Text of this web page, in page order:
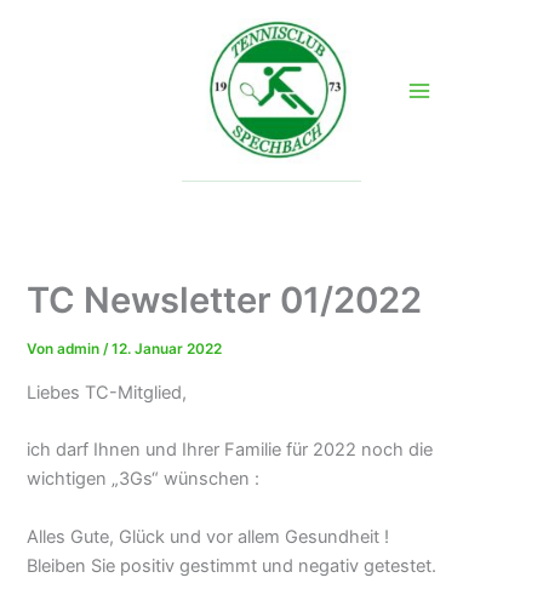
TC Newsletter 01/2022
Vonadmin/12. Januar 2022
Liebes TC-Mitglied,
ich darf Ihnen und Ihrer Familie für 2022 noch die
wichtigen „3Gs“ wünschen :
Alles Gute, Glück und vor allem Gesundheit !
Bleiben Sie positiv gestimmt und negativ getestet.